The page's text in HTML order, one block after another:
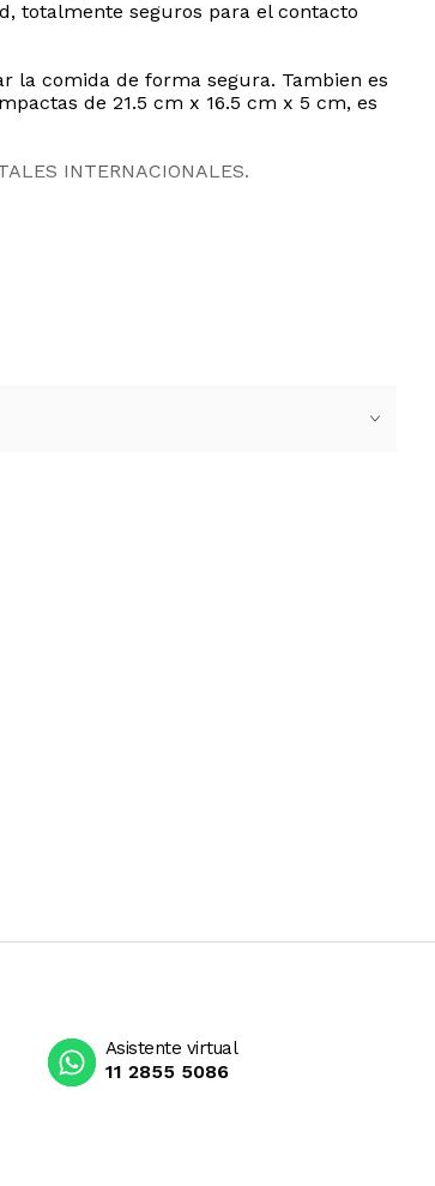
totalmente seguros para el contacto
la comida de forma segura. Tambien es
de 21.5 cm x 16.5 cm x 5 cm, es
INTERNACIONALES.
Asistente virtual
11 2855 5086